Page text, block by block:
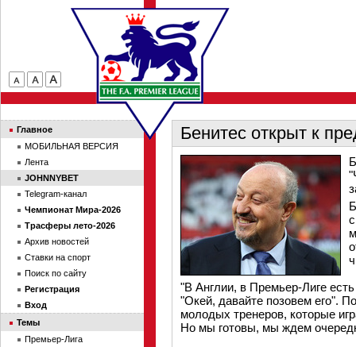
Бенитес открыт к
"В Англии, в Премьер-Лиге
"Окей, давайте позовем его".
молодых тренеров, которые
Но мы готовы, мы ждем
Главное
МОБИЛЬНАЯ ВЕРСИЯ
Лента
JOHNNYBET
Telegram-канал
Чемпионат Мира-2026
Трасферы лето-2026
Архив новостей
Ставки на спорт
Поиск по сайту
Регистрация
Вход
Темы
Премьер-Лига